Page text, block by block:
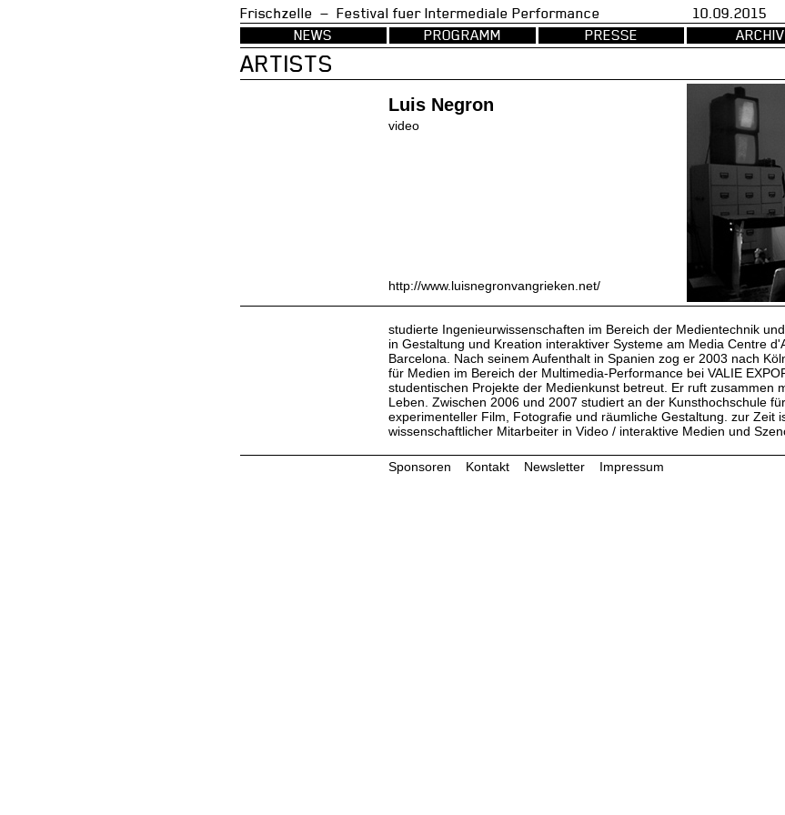
Frischzelle — Festival fuer Intermediale Performance
NEWS
PROGRAMM PRESSE ARCHIV
ARTISTS
Luis Negron
video
http://www.luisnegronvangrieken.net/
studierte Ingenieurwissenschaften im Bereich der Medientechnik
in Gestaltung und Kreation interaktiver Systeme am Media Centre
Barcelona. Nach seinem Aufenthalt in Spanien zog er 2003 nach
für Medien im Bereich der Multimedia-Performance bei VALIE
studentischen Projekte der Medienkunst betreut. Er ruft zusammen
Leben. Zwischen 2006 und 2007 studiert an der Kunsthochschule
experimenteller Film, Fotografie und räumliche Gestaltung. zur Zeit
wissenschaftlicher Mitarbeiter in Video / interaktive Medien und
Sponsoren Kontakt Newsletter Impressum